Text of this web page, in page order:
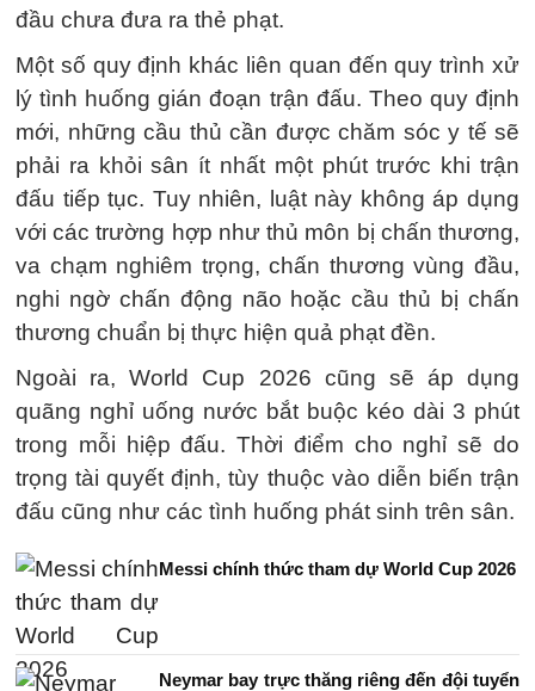
đầu chưa đưa ra thẻ phạt.
Một số quy định khác liên quan đến quy trình xử
lý tình huống gián đoạn trận đấu. Theo quy định
mới, những cầu thủ cần được chăm sóc y tế sẽ
phải ra khỏi sân ít nhất một phút trước khi trận
đấu tiếp tục. Tuy nhiên, luật này không áp dụng
với các trường hợp như thủ môn bị chấn thương,
va chạm nghiêm trọng, chấn thương vùng đầu,
nghi ngờ chấn động não hoặc cầu thủ bị chấn
thương chuẩn bị thực hiện quả phạt đền.
Ngoài ra, World Cup 2026 cũng sẽ áp dụng
quãng nghỉ uống nước bắt buộc kéo dài 3 phút
trong mỗi hiệp đấu. Thời điểm cho nghỉ sẽ do
trọng tài quyết định, tùy thuộc vào diễn biến trận
đấu cũng như các tình huống phát sinh trên sân.
Messi chính thức tham dự World Cup 2026
Neymar bay trực thăng riêng đến đội tuyển